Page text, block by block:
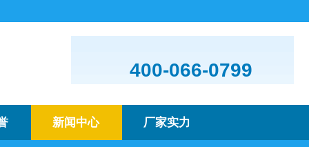
400-066-0799
新闻中心 厂家实力